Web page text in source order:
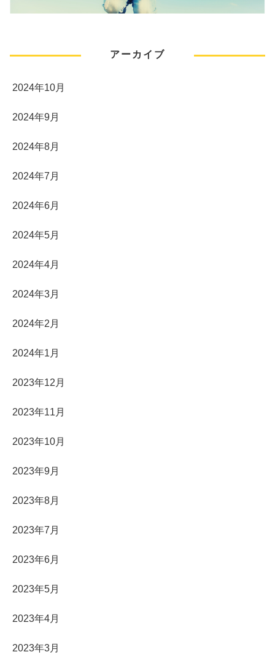
アーカイブ
2024年10月
2024年9月
2024年8月
2024年7月
2024年6月
2024年5月
2024年4月
2024年3月
2024年2月
2024年1月
2023年12月
2023年11月
2023年10月
2023年9月
2023年8月
2023年7月
2023年6月
2023年5月
2023年4月
2023年3月